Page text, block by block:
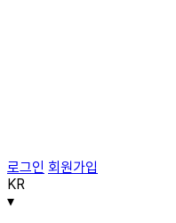
로그인 회원가입
KR
▾